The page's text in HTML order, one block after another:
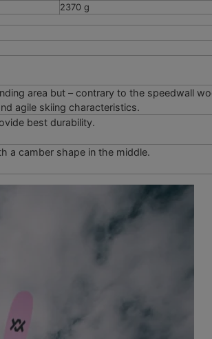
2370 g
area but – contrary to the speedwall
agile skiing characteristics.
best durability.
a camber shape in the middle.